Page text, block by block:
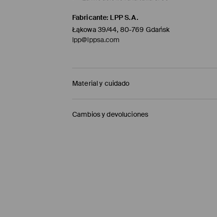
Fabricante: LPP S.A.
Łąkowa 39/44, 80-769 Gdańsk
lpp@lppsa.com
Material y cuidado
1º TELA : 100% POLIÉSTER
Cambios y devoluciones